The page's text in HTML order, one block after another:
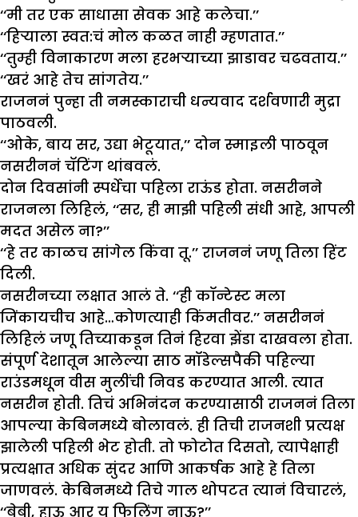
‘‘मी तर एक साधासा सेवक आहे कलेचा.’’
‘‘हिऱ्याला स्वत:चं मोल कळत नाही म्हणतात.’’
‘‘तुम्ही विनाकारण मला हरभऱ्याच्या झाडावर चढवताय.’’
‘‘खरं आहे तेच सांगतेय.’’
राजननं पुन्हा ती नमस्काराची धन्यवाद दर्शवणारी मुद्रा
पाठवली.
‘‘ओके, बाय सर, उद्या भेटूयात,’’ दोन स्माइली पाठवून
नसरीननं चॅटिंग थांबवलं.
दोन दिवसांनी स्पर्धेचा पहिला राऊंड होता. नसरीनने
राजनला लिहिलं, ‘‘सर, ही माझी पहिली संधी आहे, आपली
मदत असेल ना?’’
‘‘हे तर काळच सांगेल किंवा तू.’’ राजननं जणू तिला हिंट
दिली.
नसरीनच्या लक्षात आलं ते. ‘‘ही कॉन्टेस्ट मला
जिंकायचीच आहे…कोणत्याही किंमतीवर.’’ नसरीननं
लिहिलं जणू तिच्याकडून तिनं हिरवा झेंडा दाखवला होता.
संपूर्ण देशातून आलेल्या साठ मॉडेल्सपैकी पहिल्या
राउंडमधून वीस मुलींची निवड करण्यात आली. त्यात
नसरीन होती. तिचं अभिनंदन करण्यासाठी राजननं तिला
आपल्या केबिनमध्ये बोलावलं. ही तिची राजनशी प्रत्यक्ष
झालेली पहिली भेट होती. तो फोटोत दिसतो, त्यापेक्षाही
प्रत्यक्षात अधिक सुंदर आणि आकर्षक आहे हे तिला
जाणवलं. केबिनमध्ये तिचे गाल थोपटत त्यानं विचारलं,
‘‘बेबी, हाऊ आर यू फिलिंग नाऊ?’’